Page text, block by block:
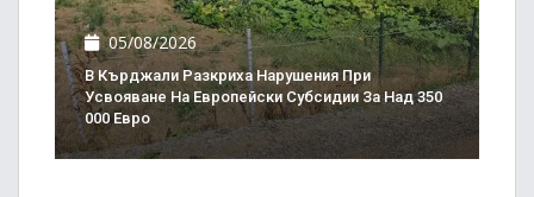
05/08/2026
В Кърджали Разкриха Нарушения При
Усвояване На Европейски Субсидии За Над 350
000 Евро